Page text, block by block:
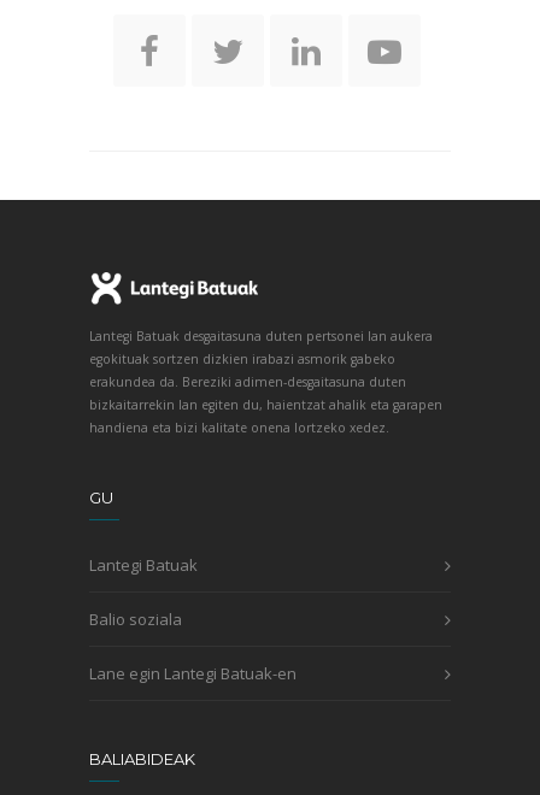
Lantegi Batuak desgaitasuna duten pertsonei lan aukera
egokituak sortzen dizkien irabazi asmorik gabeko
erakundea da. Bereziki adimen-desgaitasuna duten
bizkaitarrekin lan egiten du, haientzat ahalik eta garapen
handiena eta bizi kalitate onena lortzeko xedez.
GU
Lantegi Batuak
Balio soziala
Lane egin Lantegi Batuak-en
BALIABIDEAK